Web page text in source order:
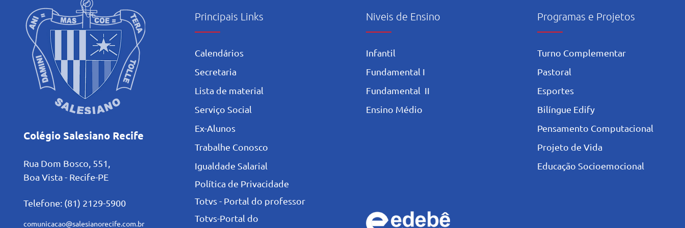
Colégio Salesiano Recife
Rua Dom Bosco, 551,
Boa Vista - Recife-PE
Telefone: (81) 2129-5900
comunicacao@salesianorecife.com.br
Principais Links
Calendários
Secretaria
L ista de material
Serviço Social
Ex-Alunos
Trabalhe Conosco
Igualdade Salarial
Política de Privacidade
Totvs - Portal do professor
Totvs-Portal do
Niveis de Ensino
Infantil
Fundamental I
Fundamental II
Ensino Médio
Programas e Projetos
Turno Complementar
Pastoral
Esportes
Bilíngue Edify
Pensamento Computacional
Projeto de Vida
Educação Socioemocional